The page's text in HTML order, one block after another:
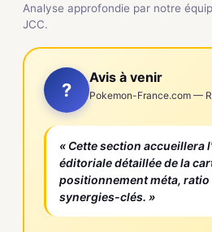
Analyse approfondie par notre
JCC.
?
Avis à venir
Pokemon-France.com —
« Cette section accueillera
éditoriale détaillée de la
positionnement méta,
synergies-clés. »